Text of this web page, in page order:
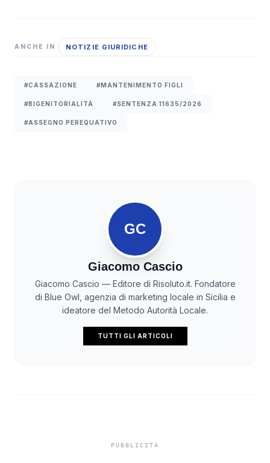
ANCHE IN NOTIZIE GIURIDICHE
#CASSAZIONE #MANTENIMENTO FIGLI
#BIGENITORIALITÀ #SENTENZA 11635/2026
#ASSEGNO PEREQUATIVO
GC
Giacomo Cascio
Giacomo Cascio — Editore di Risoluto.it. Fondatore
di Blue Owl, agenzia di marketing locale in Sicilia e
ideatore del Metodo Autorità Locale.
TUTTI GLI ARTICOLI